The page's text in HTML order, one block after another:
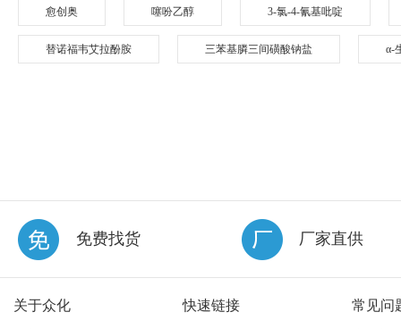
愈创奥 噻吩乙醇 3-氯-4-氰基吡啶
替诺福韦艾拉酚胺 三苯基膦三间磺酸钠盐 α-
免费找货 厂家直供
关于众化 快速链接 常见问